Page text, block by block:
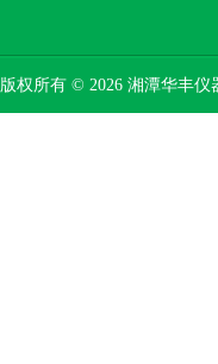
版权所有 © 2026 湘潭华丰仪